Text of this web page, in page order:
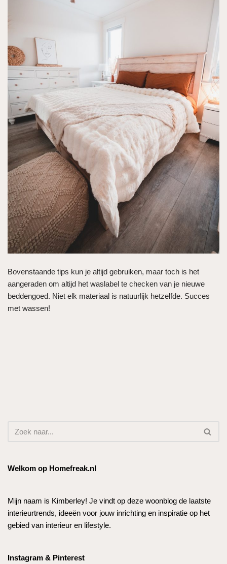
Bovenstaande tips kun je altijd gebruiken, maar toch is het
aangeraden om altijd het waslabel te checken van je nieuwe
beddengoed. Niet elk materiaal is natuurlijk hetzelfde. Succes
met wassen!
Welkom op Homefreak.nl
Mijn naam is Kimberley! Je vindt op deze woonblog de laatste
interieurtrends, ideeën voor jouw inrichting en inspiratie op het
gebied van interieur en lifestyle.
Instagram & Pinterest